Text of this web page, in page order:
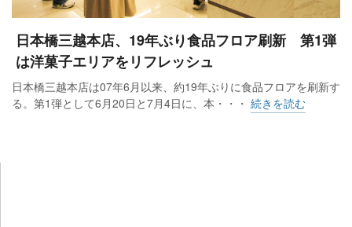
日本橋三越本店、19年ぶり食品フロア刷新 第1弾
は洋菓子エリアをリフレッシュ
日本橋三越本店は07年6月以来、約19年ぶりに食品フロアを刷新す
る。第1弾として6月20日と7月4日に、本・・・ 続きを読む